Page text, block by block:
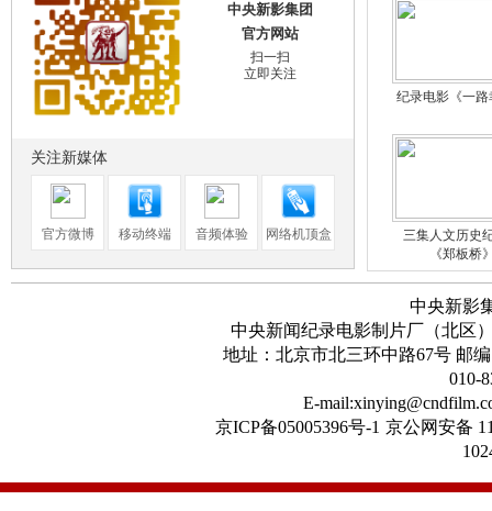
中央新影集团
官方网站
扫一扫
立即关注
关注新媒体
官方微博 移动终端 音频体验 网络机顶盒
纪录电影《一路
三集人文历史
《郑板桥
中央新影
中央新闻纪录电影制片厂（北区
地址：北京市北三环中路67号 邮
010-
E-
京ICP备05005396号-1 京公网安备